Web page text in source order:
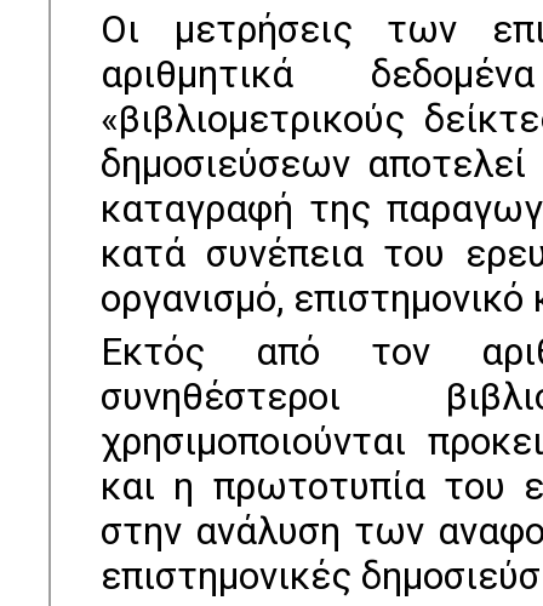
Οι µετρήσεις των
αριθµητικά
«βιβλιοµετρικούς
δηµοσιεύσεων
καταγραφή της
κατά συνέπεια του
οργανισµό,
Εκτός από τον
συνηθέστεροι
χρησιµοποιούνται
και η πρωτοτυπία του
στην ανάλυση των
επιστηµονικές